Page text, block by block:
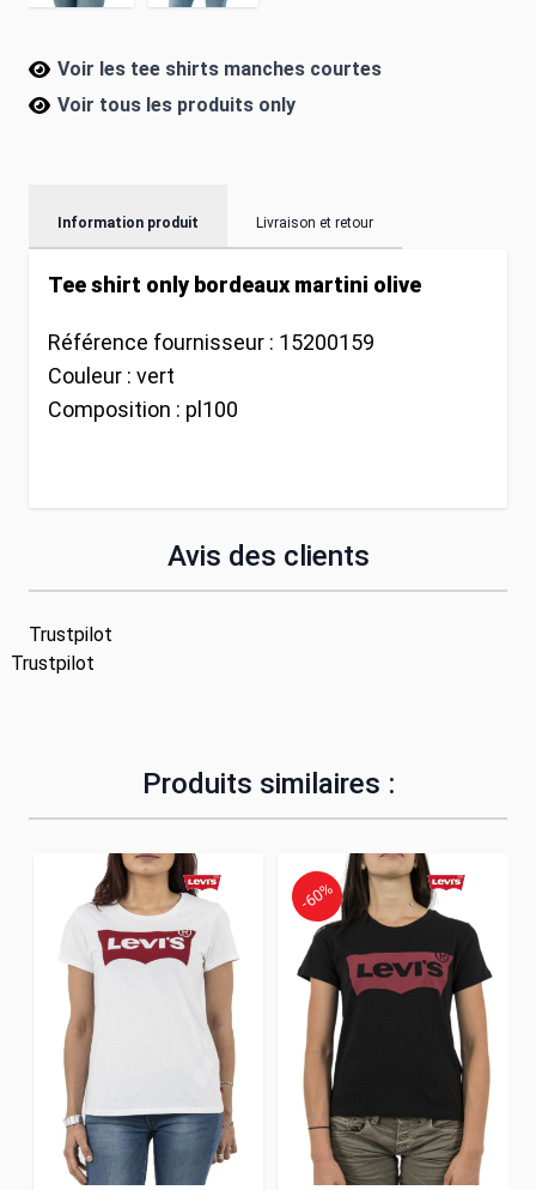
Voir les tee shirts manches courtes
Voir tous les produits only
Information produit Livraison et retour
Tee shirt only bordeaux martini olive
Référence fournisseur : 15200159
Couleur : vert
Composition : pl100
Avis des clients
Trustpilot
Trustpilot
Produits similaires :
-60%